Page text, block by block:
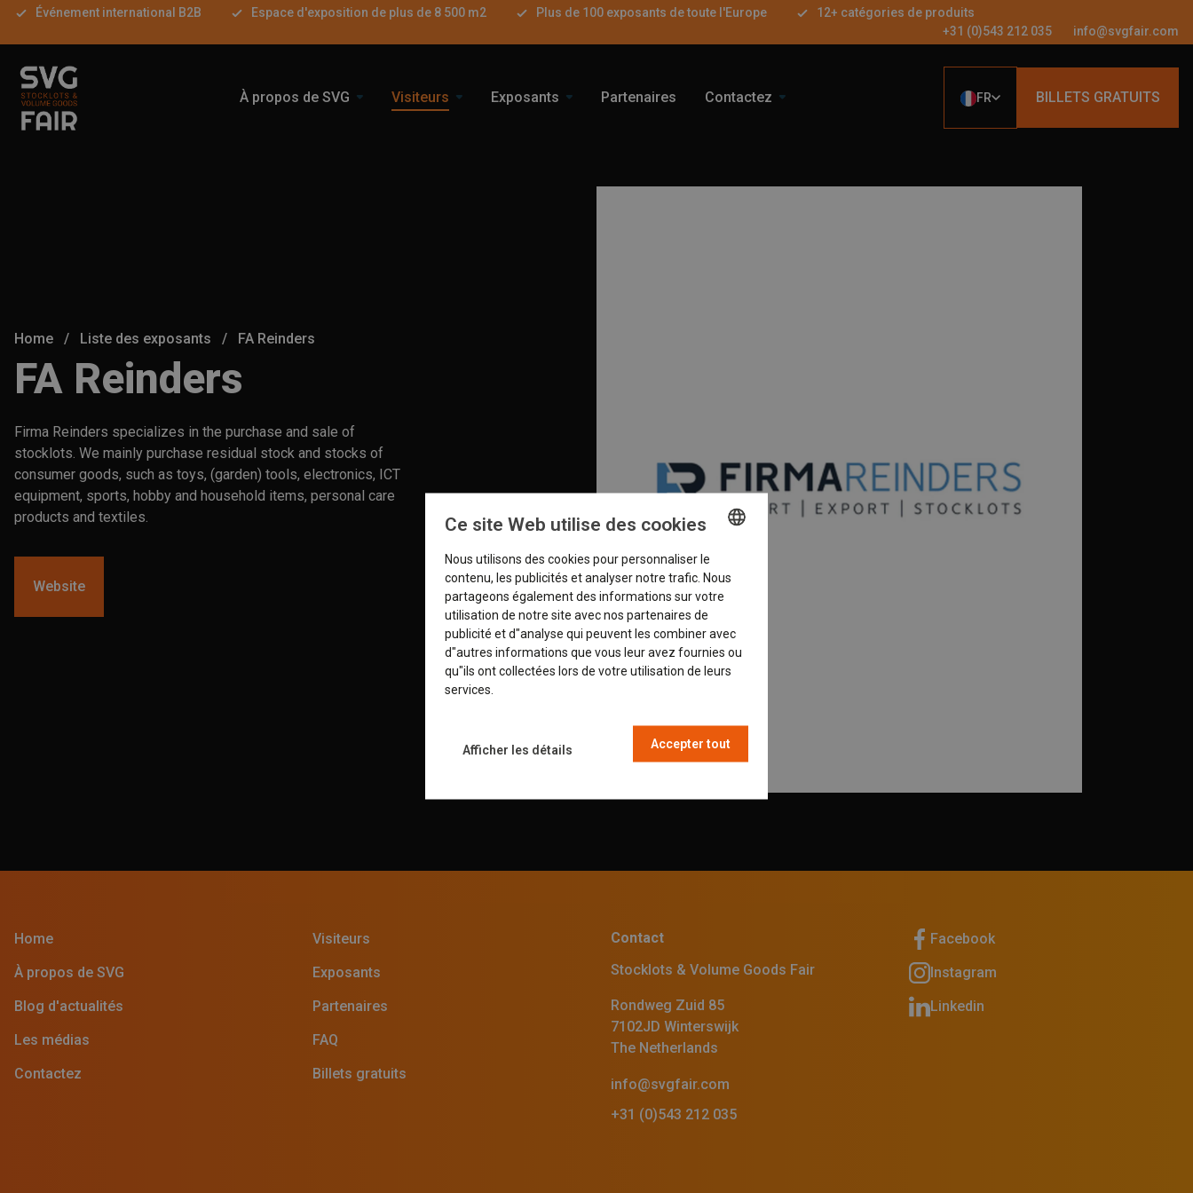
Événement international B2B Espace d'exposition de plus de 8 500 m2 Plus de 100 exposants de toute l'Europe
12+ catégories de produits
+31 (0)543 212 035
info@svgfair.com
À propos de SVG Visiteurs Exposants Partenaires Contactez FR BILLETS GRATUITS
Home / Liste des exposants / FA Reinders
FA Reinders
Firma Reinders specializes in the purchase and sale of
stocklots. We mainly purchase residual stock and stocks of
consumer goods, such as toys, (garden) tools, electronics, ICT
equipment, sports, hobby and household items, personal care
products and textiles.
Website
Home
À propos de SVG
Blog d'actualités
Les médias
Contactez
Visiteurs
Exposants
Partenaires
FAQ
Billets gratuits
Contact
Stocklots & Volume Goods Fair
Rondweg Zuid 85
7102JD Winterswijk
The Netherlands
info@svgfair.com
+31 (0)543 212 035
Facebook
Instagram
Linkedin
ENGLISH
GERMAN
FRENCH
Ce site Web utilise des cookies
Nous utilisons des cookies pour personnaliser le
contenu, les publicités et analyser notre trafic. Nous
partageons également des informations sur votre
utilisation de notre site avec nos partenaires de
publicité et d"analyse qui peuvent les combiner avec
d"autres informations que vous leur avez fournies ou
qu"ils ont collectées lors de votre utilisation de leurs
services.
Accepter tout
Afficher les détails